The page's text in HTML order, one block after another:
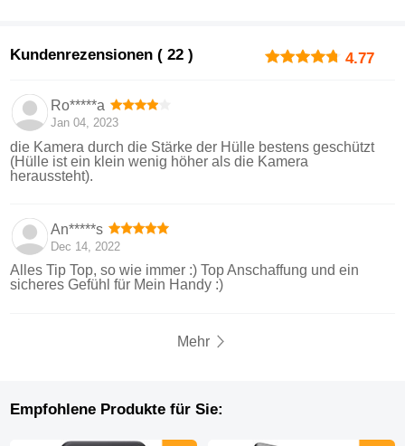
Kundenrezensionen ( 22 ) 4.77
Ro*****a
Jan 04, 2023
die Kamera durch die Stärke der Hülle bestens geschützt
(Hülle ist ein klein wenig höher als die Kamera
heraussteht).
An*****s
Dec 14, 2022
Alles Tip Top, so wie immer :) Top Anschaffung und ein
sicheres Gefühl für Mein Handy :)
Mehr
Empfohlene Produkte für Sie: